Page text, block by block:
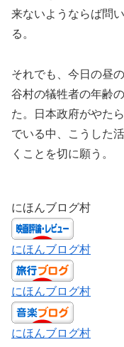
来ないようならば問
る。
それでも、今日の昼
谷村の犠牲者の年齢
た。日本政府がやた
でいる中、こうした
くことを切に願う。
にほんブログ村
にほんブログ村
にほんブログ村
にほんブログ村